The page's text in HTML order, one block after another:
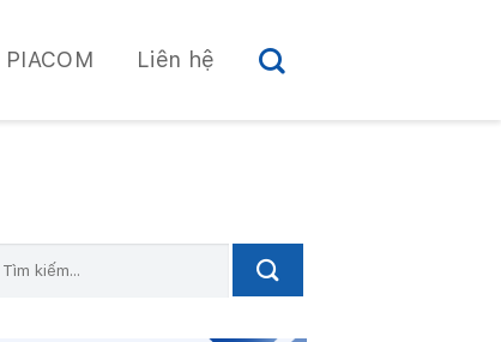
PIACOM Liên hệ